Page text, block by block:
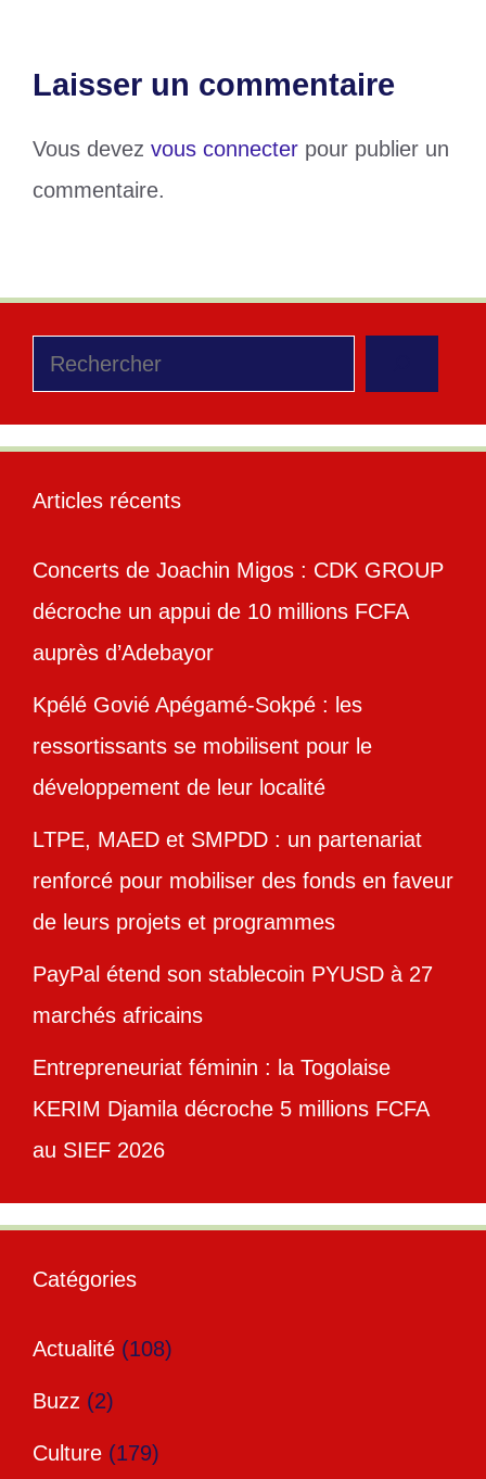
Laisser un commentaire
Vous devez vous connecter pour publier un
commentaire.
Rechercher
Articles récents
Concerts de Joachin Migos : CDK GROUP
décroche un appui de 10 millions FCFA
auprès d’Adebayor
Kpélé Govié Apégamé-Sokpé : les
ressortissants se mobilisent pour le
développement de leur localité
LTPE, MAED et SMPDD : un partenariat
renforcé pour mobiliser des fonds en faveur
de leurs projets et programmes
PayPal étend son stablecoin PYUSD à 27
marchés africains
Entrepreneuriat féminin : la Togolaise
KERIM Djamila décroche 5 millions FCFA
au SIEF 2026
Catégories
Actualité (108)
Buzz (2)
Culture (179)